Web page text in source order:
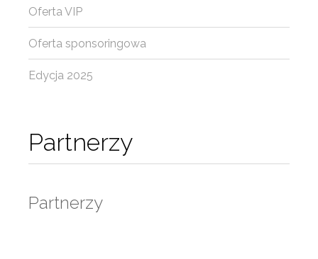
Partnerzy
Partnerzy
Oferta VIP
Oferta sponsoringowa
Edycja 2025